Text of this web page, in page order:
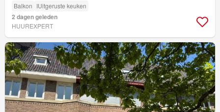
Balkon IUitgeruste keuken
2 dagen geleden
HUUREXPERT